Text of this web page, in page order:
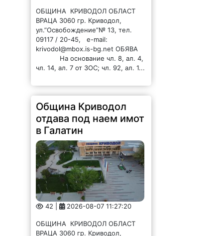
ОБЩИНА КРИВОДОЛ ОБЛАСТ
ВРАЦА 3060 гр. Криводол,
ул.”Освобождение”№ 13, тел.
09117 / 20-45, e-mail:
krivodol@mbox.is-bg.net ОБЯВА
На основание чл. 8, ал. 4,
чл. 14, ал. 7 от ЗОС; чл. 92, ал. 1...
Община Криводол
отдава под наем имот
в Галатин
42 | 2026-08-07 11:27:20
ОБЩИНА КРИВОДОЛ ОБЛАСТ
ВРАЦА 3060 гр. Криводол,